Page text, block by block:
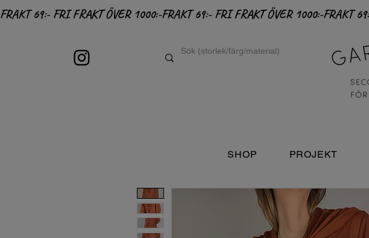
FRAKT 69:- FRI FRAKT ÖVER 1000:-
SHOP PROJEKT